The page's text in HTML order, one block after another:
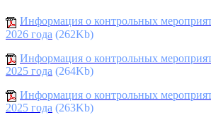
Информация о контрольных
2026 года (262Kb)
Информация о контрольных
2025 года (264Kb)
Информация о контрольных
2025 года (263Kb)